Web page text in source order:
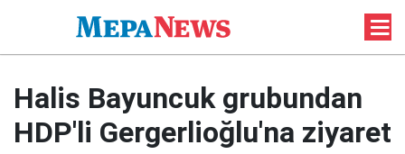
Halis Bayuncuk grubundan
HDP'li Gergerlioğlu'na ziyaret